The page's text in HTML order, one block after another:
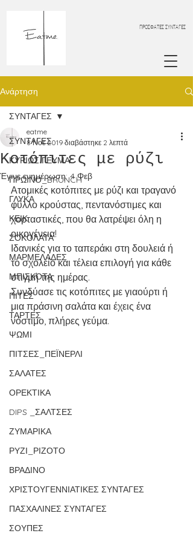
ΠΡΟΣΦΑΤΕΣ ΣΥΝΤΑΓΕΣ
Ανάρτηση
ΣΥΝΤΑΓΕΣ
ΚΥΡΙΩΣ ΓΕΥΜΑ
ΠΡΩΙΝΟ_BRUNCH
ΓΛΥΚΑ
ΚΕΙΚ
ΣΟΚΟΛΑΤΑ
ΜΑΡΜΕΛΑΔΕΣ
ΜΠΙΣΚΟΤΑ
ΠΙΤΕΣ
ΤΑΡΤΕΣ
ΨΩΜΙ
ΠΙΤΣΕΣ_ΠΕΪΝΕΡΛΙ
ΣΑΛΑΤΕΣ
ΟΡΕΚΤΙΚΑ
DIPS _ΣΑΛΤΣΕΣ
ΖΥΜΑΡΙΚΑ
ΡΥΖΙ_ΡΙΖΟΤΟ
ΒΡΑΔΙΝΟ
ΧΡΙΣΤΟΥΓΕΝΝΙΑΤΙΚΕΣ ΣΥΝΤΑΓΕΣ
ΠΑΣΧΑΛΙΝΕΣ ΣΥΝΤΑΓΕΣ
ΣΟΥΠΕΣ
ΣΥΝΤΑΓΕΣ
Κοτόπιτες με ρύζι
eatme
8 Νοε 2019 διαβάστηκε 2 λεπτά
Έγινε ενημέρωση:4 Φεβ
Ατομικές κοτόπιτες με ρύζι και τραγανό
φύλλο κρούστας, πεντανόστιμες και
χορταστικές, που θα λατρέψει όλη η
οικογένεια!
Ιδανικές για το ταπεράκι στη δουλειά ή
το σχολείο και τέλεια επιλογή για κάθε
στιγμή της ημέρας.
Συνδύασε τις κοτόπιτες με γιαούρτι ή
μια πράσινη σαλάτα και έχεις ένα
νόστιμο, πλήρες γεύμα.